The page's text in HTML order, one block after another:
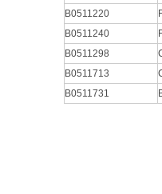
B0511220
B0511240
B0511298
B0511713
B0511731